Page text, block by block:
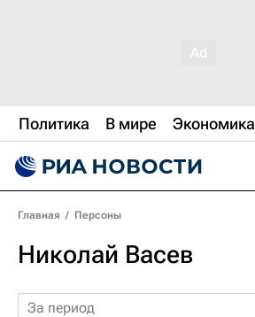
Политика В мире Экономика
Главная / Персоны
Николай Васев
За период